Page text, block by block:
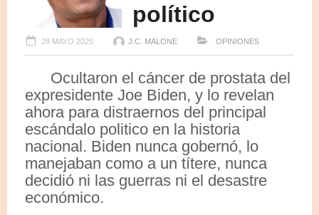
político
28 MAYO 2025 J.C. MALONE OPINIONES
Ocultaron el cáncer de prostata del
expresidente Joe Biden, y lo revelan
ahora para distraernos del principal
escándalo politico en la historia
nacional. Biden nunca gobernó, lo
manejaban como a un títere, nunca
decidió ni las guerras ni el desastre
económico.